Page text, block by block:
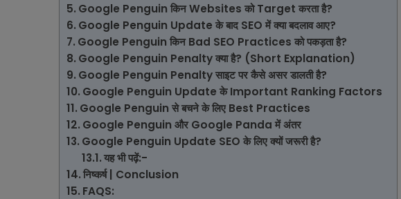
Google Penguin किन Websites को Target करता है?
Google Penguin Update के बाद SEO में क्या बदलाव आए?
Google Penguin किन Bad SEO Practices को पकड़ता है?
Google Penguin Penalty क्या है? (Short Explanation)
Google Penguin Penalty साइट पर कैसे असर डालती है?
Google Penguin Update के Important Ranking Factors
Google Penguin से बचने के लिए Best Practices
Google Penguin और Google Panda में अंतर
Google Penguin Update SEO के लिए क्यों जरूरी है?
यह भी पढ़ें:-
निष्कर्ष | Conclusion
FAQS: